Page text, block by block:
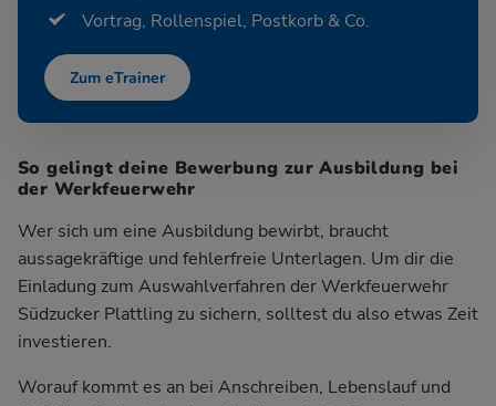
Vortrag, Rollenspiel, Postkorb & Co.
Zum eTrainer
So gelingt deine Bewerbung zur Ausbildung bei
der Werkfeuerwehr
Wer sich um eine Ausbildung bewirbt, braucht
aussagekräftige und fehlerfreie Unterlagen. Um dir die
Einladung zum Auswahlverfahren der Werkfeuerwehr
Südzucker Plattling zu sichern, solltest du also etwas Zeit
investieren.
Worauf kommt es an bei Anschreiben, Lebenslauf und